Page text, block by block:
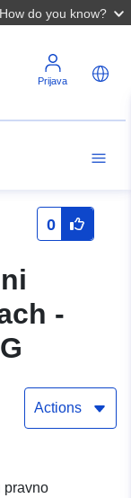
How do you know?
Prijava
0
-
Actions
pravno